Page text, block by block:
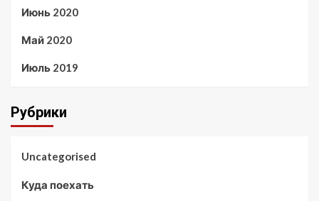
Июнь 2020
Май 2020
Июль 2019
Рубрики
Uncategorised
Куда поехать